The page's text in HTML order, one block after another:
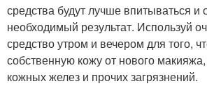
средства будут лучше впитываться и
необходимый результат. Используй
средство утром и вечером для того,
собственную кожу от нового
кожных желез и прочих загрязнений.